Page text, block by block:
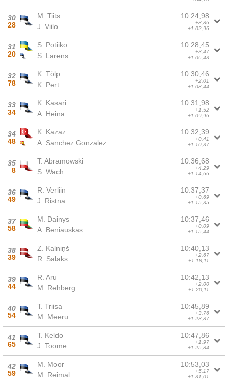
30
28
M. Tiits
J. Viilo
10:24,98
+8,86
+1:02,96
31
20
S. Potiiko
S. Larens
10:28,45
+3,47
+1:06,43
32
78
K. Tölp
K. Pert
10:30,46
+2,01
+1:08,44
33
34
K. Kasari
A. Heina
10:31,98
+1,52
+1:09,96
34
48
K. Kazaz
A. Sanchez Gonzalez
10:32,39
+0,41
+1:10,37
35
8
T. Abramowski
S. Wach
10:36,68
+4,29
+1:14,66
36
49
R. Verliin
J. Ristna
10:37,37
+0,69
+1:15,35
37
58
M. Dainys
A. Beniauskas
10:37,46
+0,09
+1:15,44
38
39
Z. Kalniņš
R. Salaks
10:40,13
+2,67
+1:18,11
39
44
R. Aru
M. Rehberg
10:42,13
+2,00
+1:20,11
40
54
T. Triisa
M. Meeru
10:45,89
+3,76
+1:23,87
41
65
T. Keldo
J. Toome
10:47,86
+1,97
+1:25,84
42
59
M. Moor
M. Reimal
10:53,03
+5,17
+1:31,01